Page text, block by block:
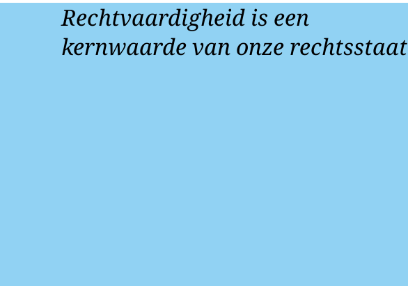
Rechtvaardigheid is een
kernwaarde van onze rechtsstaat